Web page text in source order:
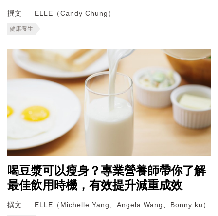
撰文 ELLE（Candy Chung）
健康養生
喝豆漿可以瘦身？專業營養師帶你了解
最佳飲用時機，有效提升減重成效
撰文 ELLE（Michelle Yang、Angela Wang、Bonny ku）